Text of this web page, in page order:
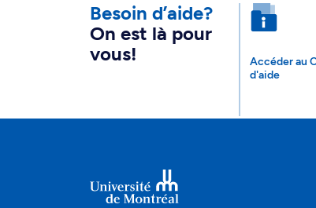
Besoin d’aide?
On est là pour
vous!
Accéder au
d'aide